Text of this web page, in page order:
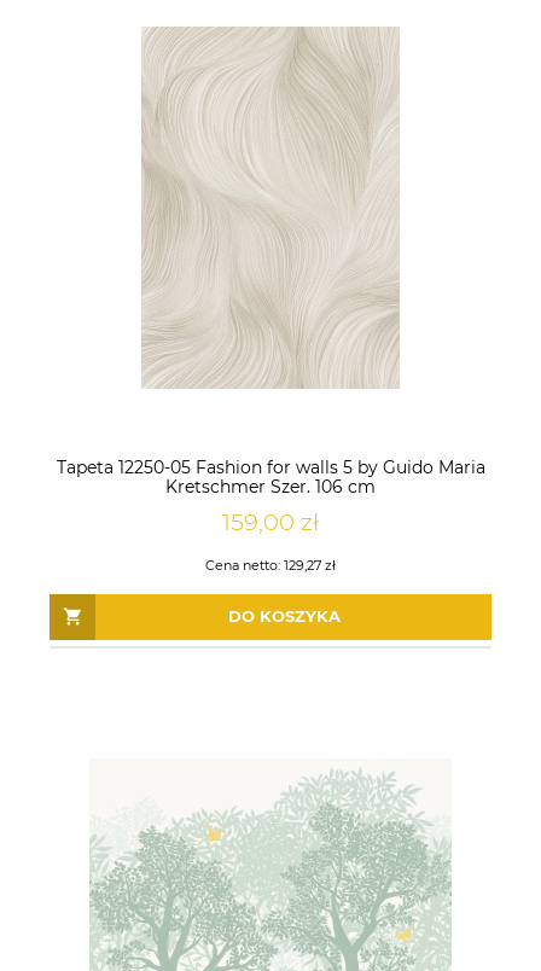
Tapeta 12250-05 Fashion for walls 5 by Guido Maria
Kretschmer Szer. 106 cm
159,00 zł
Cena netto: 129,27 zł
DO KOSZYKA